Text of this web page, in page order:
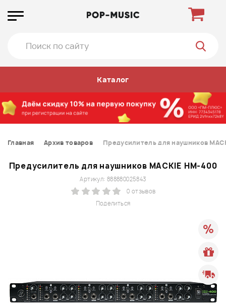
Каталог
Главная Архив товаров Предусилитель для наушников
Предусилитель для наушников MACKIE HM-400
Поделиться
Артикул: 888880025843
0 отзывов